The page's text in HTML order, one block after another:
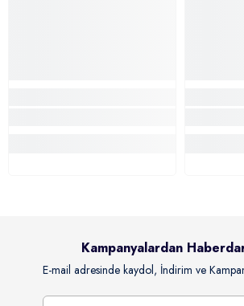
Kampanyalardan
E-mail adresinde kaydol, İndirim ve